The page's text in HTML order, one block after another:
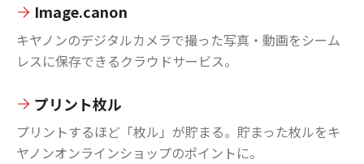
Image.canon
キヤノンのデジタルカメラで撮った写真・動画をシーム
レスに保存できるクラウドサービス。
プリント枚ル
プリントするほど「枚ル」が貯まる。貯まった枚ルをキ
ヤノンオンラインショップのポイントに。